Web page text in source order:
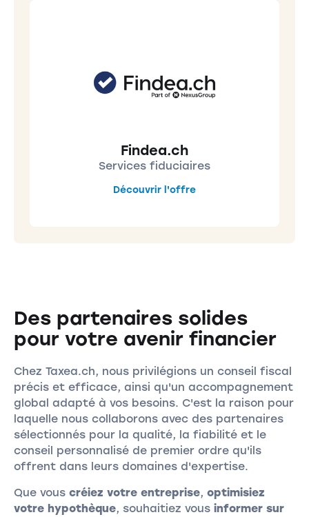
Findea.ch
Services fiduciaires
Découvrir l'offre
Des partenaires solides
pour votre avenir financier
Chez Taxea.ch, nous privilégions un conseil fiscal
précis et efficace, ainsi qu'un accompagnement
global adapté à vos besoins. C'est la raison pour
laquelle nous collaborons avec des partenaires
sélectionnés pour la qualité, la fiabilité et le
conseil personnalisé de premier ordre qu'ils
offrent dans leurs domaines d'expertise.
Que vous créiez votre entreprise, optimisiez
votre hypothèque, souhaitiez vous informer sur